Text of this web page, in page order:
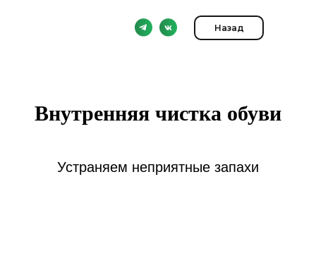
Назад
Внутренняя чистка обуви
Устраняем неприятные запахи